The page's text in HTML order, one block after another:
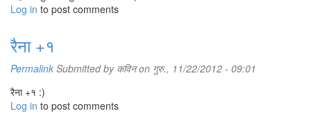
Log in to post comments
रैना +१
Permalink Submitted by कविनon गुरु., 11/22/2012 - 09:01
रैना +१ :)
Log in to post comments